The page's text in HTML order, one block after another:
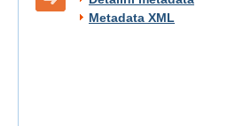
Metadata XML